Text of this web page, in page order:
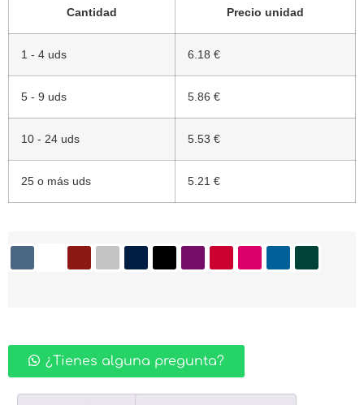
Cantidad Precio unidad
1 - 4 uds 6.18 €
5 - 9 uds 5.86 €
10 - 24 uds 5.53 €
25 o más uds 5.21 €
¿Tienes alguna pregunta?